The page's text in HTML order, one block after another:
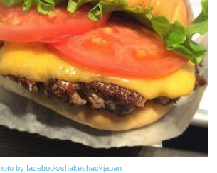
by facebook/shakeshackjapan